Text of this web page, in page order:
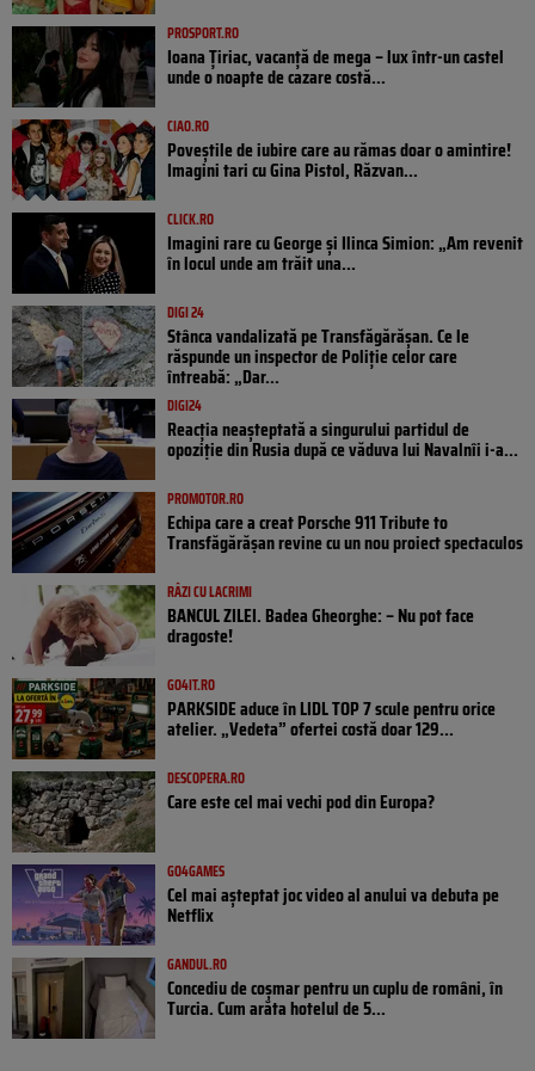
PROSPORT.RO
Ioana Țiriac, vacanță de mega – lux într-un castel
unde o noapte de cazare costă...
CIAO.RO
Poveştile de iubire care au rămas doar o amintire!
Imagini tari cu Gina Pistol, Răzvan...
CLICK.RO
Imagini rare cu George și Ilinca Simion: „Am revenit
în locul unde am trăit una...
DIGI 24
Stânca vandalizată pe Transfăgărășan. Ce le
răspunde un inspector de Poliție celor care
întreabă: „Dar...
DIGI24
Reacția neașteptată a singurului partidul de
opoziţie din Rusia după ce văduva lui Navalnîi i-a...
PROMOTOR.RO
Echipa care a creat Porsche 911 Tribute to
Transfăgărășan revine cu un nou proiect spectaculos
RÂZI CU LACRIMI
BANCUL ZILEI. Badea Gheorghe: – Nu pot face
dragoste!
GO4IT.RO
PARKSIDE aduce în LIDL TOP 7 scule pentru orice
atelier. „Vedeta” ofertei costă doar 129...
DESCOPERA.RO
Care este cel mai vechi pod din Europa?
GO4GAMES
Cel mai așteptat joc video al anului va debuta pe
Netflix
GANDUL.RO
Concediu de coșmar pentru un cuplu de români, în
Turcia. Cum arăta hotelul de 5...